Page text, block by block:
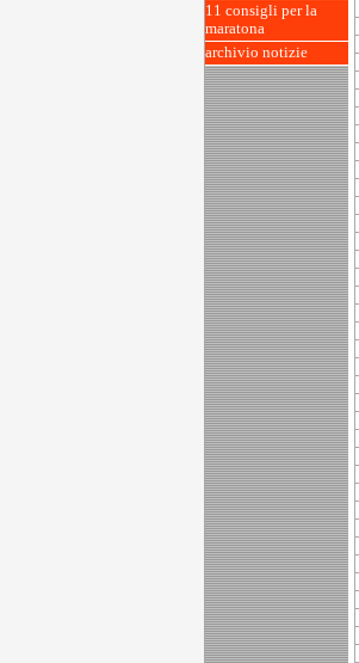
11 consigli per la
maratona
archivio notizie